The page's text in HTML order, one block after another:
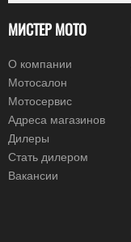
МИСТЕР МОТО
О компании
Мотосалон
Мотосервис
Адреса магазинов
Дилеры
Стать дилером
Вакансии